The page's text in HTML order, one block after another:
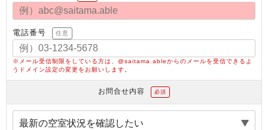
電話番号 任意
※メール受信制限をしている方は、@saitama.ableからのメールを受信できるよ
うドメイン設定の変更をお願いします。
お問合せ内容 必須